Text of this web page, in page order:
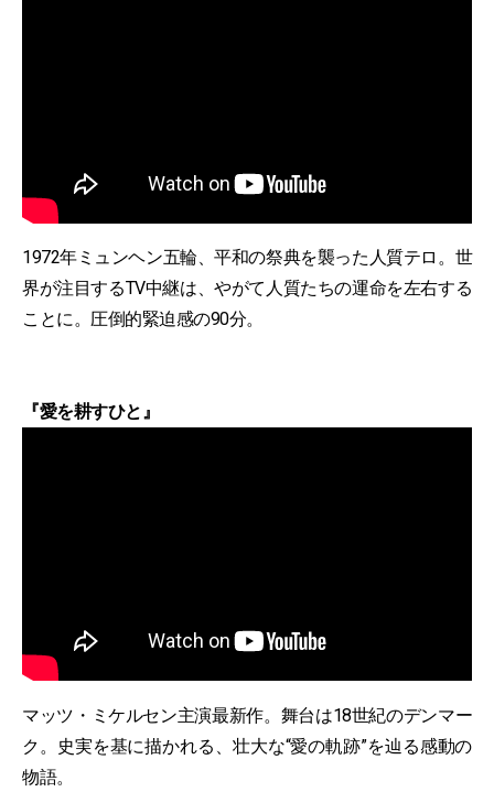
1972年ミュンヘン五輪、平和の祭典を襲った人質テロ。世
界が注目するTV中継は、やがて人質たちの運命を左右する
ことに。圧倒的緊迫感の90分。
『愛を耕すひと』
マッツ・ミケルセン主演最新作。舞台は18世紀のデンマー
ク。史実を基に描かれる、壮大な“愛の軌跡”を辿る感動の
物語。